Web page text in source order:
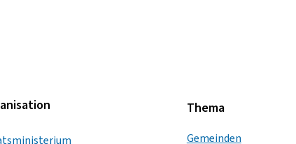
Thema
Gemeinden